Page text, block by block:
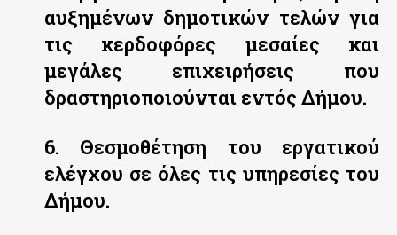
αυξημένων δημοτικών τελών για
τις κερδοφόρες μεσαίες και
μεγάλες επιχειρήσεις που
δραστηριοποιούνται εντός Δήμου.
6. Θεσμοθέτηση του εργατικού
ελέγχου σε όλες τις υπηρεσίες του
Δήμου.